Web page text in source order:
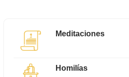
Meditaciones
Homilías